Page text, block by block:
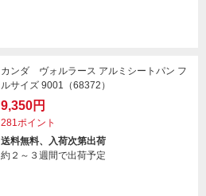
カンダ ヴォルラース アルミシートパン フ
ルサイズ 9001（68372）
9,350円
281ポイント
送料無料、入荷次第出荷
約２～３週間で出荷予定